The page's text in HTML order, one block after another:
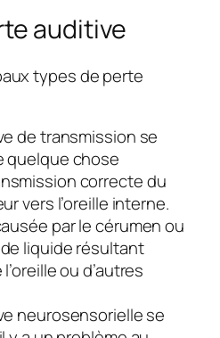
auditive
types de perte
de transmission se
quelque chose
correcte du
vers l’oreille interne.
par le cérumen ou
liquide résultant
ou d’autres
neurosensorielle se